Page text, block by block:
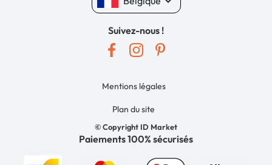
Suivez-nous !
© Copyright ID Market
Mentions légales
Plan du site
Paiements 100% sécurisés